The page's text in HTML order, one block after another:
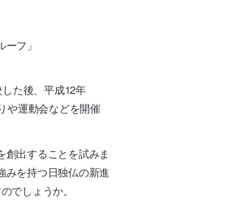
フ」
た後、平成12年
や運動会などを開催
出することを試みま
みを持つ日独仏の新進
でしょうか。